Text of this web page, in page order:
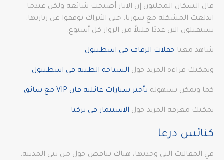
قال السكان المحليون إن الآثار أصبحت شائعة ولكن عندما
اندلعت المشكلة مع سوريا، حتى الأتراك توقفوا عن زيارتها.
يستقبلون الآن عددًا قليلاً من الزوار كل أسبوع.
شاهد معنا حفلات الزفاف في اسطنبول
ويمكنك قراءة المزيد حول السياحة الطبية في اسطنبول
كما ويمكن بسهولة تأجير سيارات عائلية فان VIP مع سائق
يمكنك معرفة المزيد حول الاستثمار في تركيا
كنائس درعا
في المقالات التي وجدتها، هناك تناقض حول من بنى المدينة.